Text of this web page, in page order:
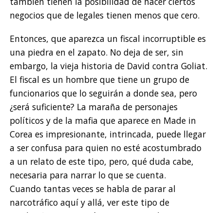
negocios que de legales tienen menos que cero.
Entonces, que aparezca un fiscal incorruptible es
una piedra en el zapato. No deja de ser, sin
embargo, la vieja historia de David contra Goliat.
El fiscal es un hombre que tiene un grupo de
funcionarios que lo seguirán a donde sea, pero
¿será suficiente? La maraña de personajes
políticos y de la mafia que aparece en Made in
Corea es impresionante, intrincada, puede llegar
a ser confusa para quien no esté acostumbrado
a un relato de este tipo, pero, qué duda cabe,
necesaria para narrar lo que se cuenta.
Cuando tantas veces se habla de parar al
narcotráfico aquí y allá, ver este tipo de